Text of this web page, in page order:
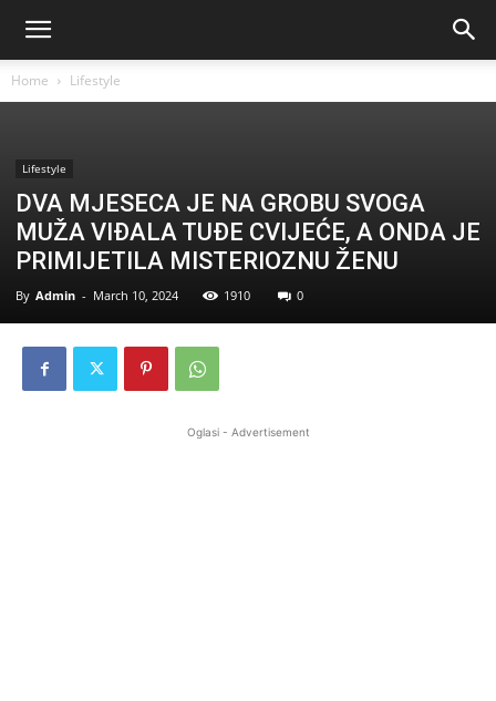
Home Lifestyle
Lifestyle
DVA MJESECA JE NA GROBU SVOGA
MUŽA VIĐALA TUĐE CVIJEĆE, A ONDA JE
PRIMIJETILA MISTERIOZNU ŽENU
By Admin - March 10, 2024 1910 0
Oglasi - Advertisement